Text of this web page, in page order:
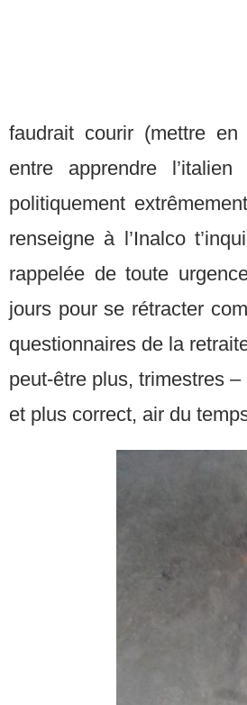
faudrait courir (mettre
entre apprendre
politiquement
renseigne à l’Inalco
rappelée de toute
jours pour se rétracter
questionnaires de la
peut-être plus, trimestres
et plus correct, air du